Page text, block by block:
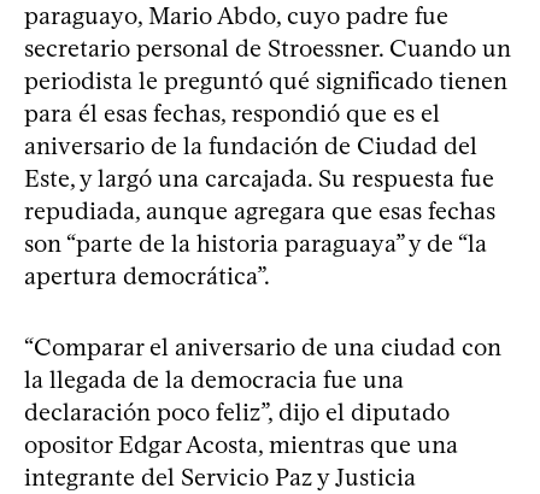
paraguayo, Mario Abdo, cuyo padre fue
secretario personal de Stroessner. Cuando un
periodista le preguntó qué significado tienen
para él esas fechas, respondió que es el
aniversario de la fundación de Ciudad del
Este, y largó una carcajada. Su respuesta fue
repudiada, aunque agregara que esas fechas
son “parte de la historia paraguaya” y de “la
apertura democrática”.
“Comparar el aniversario de una ciudad con
la llegada de la democracia fue una
declaración poco feliz”, dijo el diputado
opositor Edgar Acosta, mientras que una
integrante del Servicio Paz y Justicia